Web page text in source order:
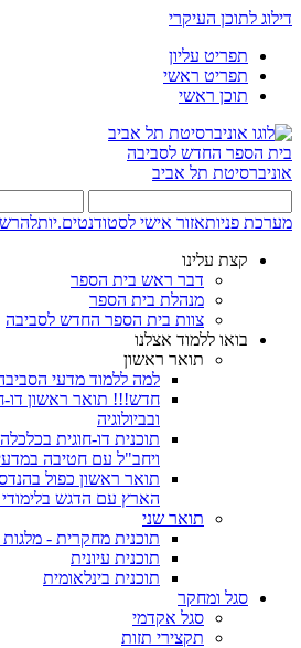
דילוג לתוכן העיקרי
תפריט עליון
תפריט ראשי
תוכן ראשי
בית הספר החדש לסביבה
אוניברסיטת תל אביב
מערכת פניותאזור אישי לסטודנטים.יות
קצת עלינו
דבר ראש בית הספר
מנהלת בית הספר
צוות בית הספר החדש לסביבה
בואו ללמוד אצלנו
תואר ראשון
למה ללמוד מדעי
חדש!!! תואר ראשון דו-
ובביולוגיה
תוכנית דו-חוגית
ויחב"ל עם חטיבה
תואר ראשון כפול
הארץ עם הדגש
תואר שני
תוכנית מחקרית - מלגות
תוכנית עיונית
תוכנית בינלאומית
סגל ומחקר
סגל אקדמי
תקצירי תזות